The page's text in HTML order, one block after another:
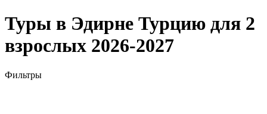
Туры в Эдирне Турцию для 2
взрослых 2026-2027
Фильтры